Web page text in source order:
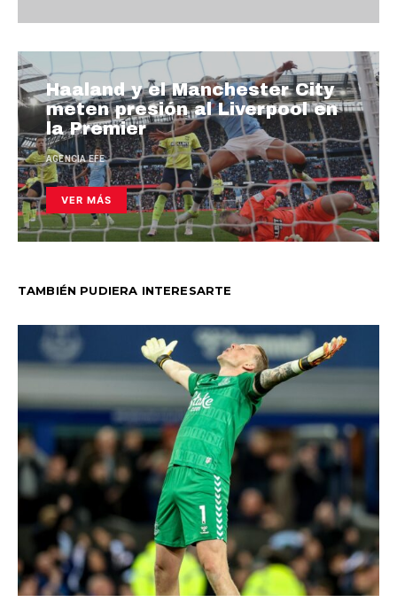
Haaland y el Manchester City
meten presión al Liverpool en
la Premier
AGENCIA EFE
VER MÁS
TAMBIÉN PUDIERA INTERESARTE